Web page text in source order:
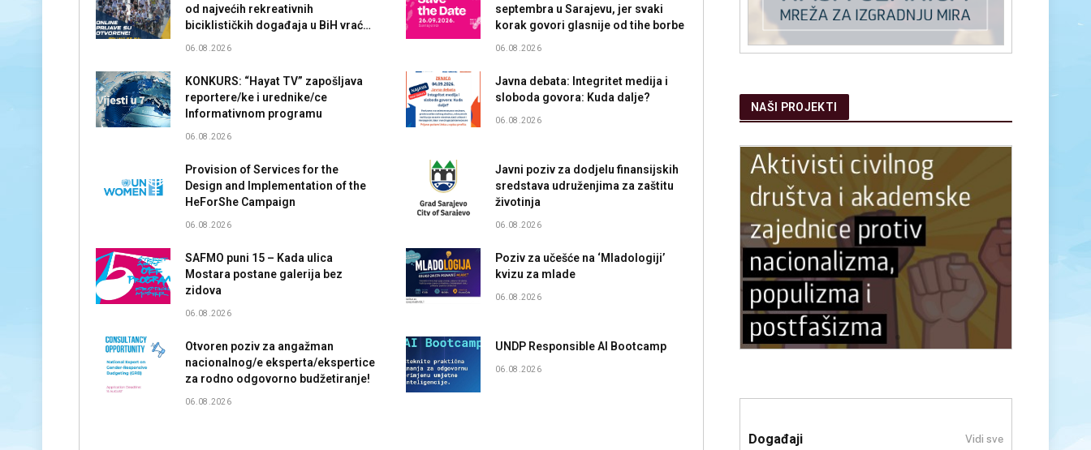
od najvećih rekreativnih
biciklističkih događaja u BiH vraća
06.08.2026
septembra u Sarajevu, jer svaki
korak govori glasnije od tihe borbe
06.08.2026
KONKURS: “Hayat TV” zapošljava
reportere/ke i urednike/ce
Informativnom programu
06.08.2026
Javna debata: Integritet medija i
sloboda govora: Kuda dalje?
06.08.2026
Provision of Services for the
Design and Implementation of the
HeForShe Campaign
06.08.2026
Javni poziv za dodjelu finansijskih
sredstava udruženjima za zaštitu
životinja
06.08.2026
SAFMO puni 15 – Kada ulica
Mostara postane galerija bez
zidova
06.08.2026
Poziv za učešće na ‘Mladologiji’
kvizu za mlade
06.08.2026
Otvoren poziv za angažman
nacionalnog/e eksperta/ekspertice
za rodno odgovorno budžetiranje!
06.08.2026
UNDP Responsible AI Bootcamp
06.08.2026
NAŠI PROJEKTI
Događaji Vidi sve